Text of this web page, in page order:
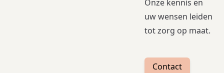
Onze kennis en
uw wensen leiden
tot zorg op maat.
Contact